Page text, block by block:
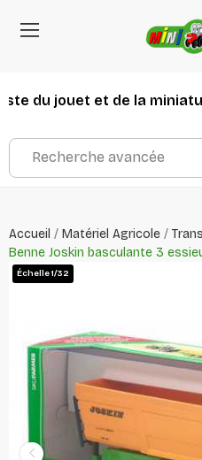
du jouet et de la
Recherche avancée
Accueil Matériel Agricole
Benne Joskin basculante 3
Échelle 1/32